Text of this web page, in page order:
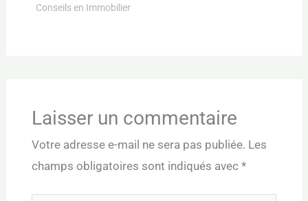
Conseils en Immobilier
Laisser un commentaire
Votre adresse e-mail ne sera pas publiée. Les
champs obligatoires sont indiqués avec *